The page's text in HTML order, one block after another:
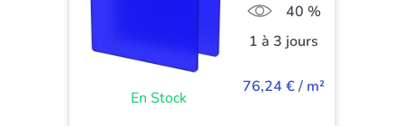
En Stock
40 %
1 à 3 jours
76,24 € / m²